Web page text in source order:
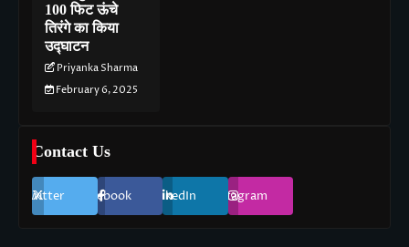
100 फिट ऊंचे
तिरंगे का किया
उद्घाटन
Priyanka Sharma
February 6, 2025
Contact Us
Twitter Facebook LinkedIn Instagram